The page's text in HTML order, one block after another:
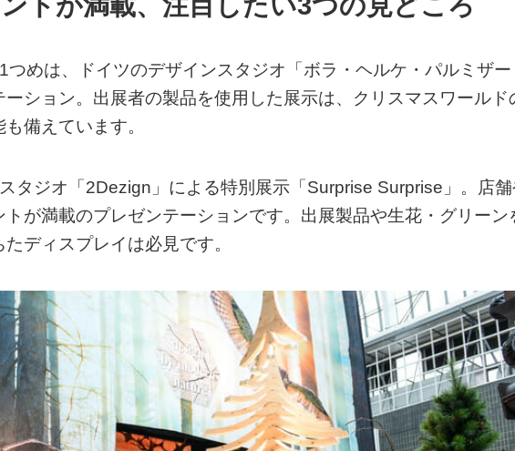
めは、ドイツのデザインスタジオ「ボラ・ヘルケ・パルミザー
ーション。出展者の製品を使用した展示は、クリスマスワールド
備えています。
タジオ「2Dezign」による特別展示「Surprise Surprise」。店
が満載のプレゼンテーションです。出展製品や生花・グリーン
ディスプレイは必見です。